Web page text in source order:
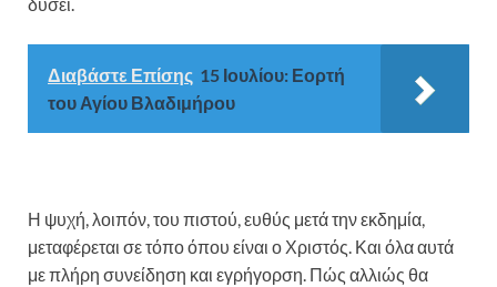
Διαβάστε Επίσης 15 Ιουλίου: Εορτή
του Αγίου Βλαδιμήρου
Η ψυχή, λοιπόν, του πιστού, ευθύς μετά την εκδημία,
μεταφέρεται σε τόπο όπου είναι ο Χριστός. Και όλα αυτά
με πλήρη συνείδηση και εγρήγορση. Πώς αλλιώς θα